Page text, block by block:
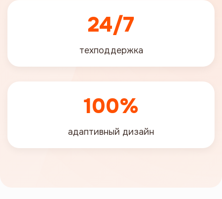
24/7
техподдержка
100%
адаптивный дизайн